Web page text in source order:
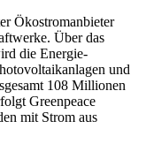
Ökostromanbieter
Über das
die Energie-
und
108 Millionen
Greenpeace
mit Strom aus